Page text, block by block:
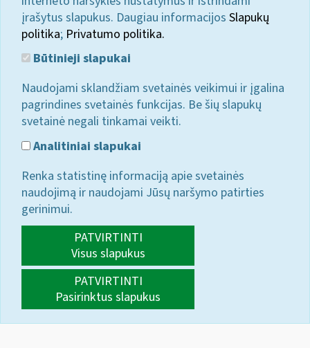
įrašytus slapukus. Daugiau informacijos Slapukų
politika; Privatumo politika.
Būtinieji slapukai
Naudojami sklandžiam svetainės veikimui ir įgalina
pagrindines svetainės funkcijas. Be šių slapukų
svetainė negali tinkamai veikti.
Analitiniai slapukai
Renka statistinę informaciją apie svetainės
naudojimą ir naudojami Jūsų naršymo patirties
gerinimui.
PATVIRTINTI
Visus slapukus
PATVIRTINTI
Pasirinktus slapukus